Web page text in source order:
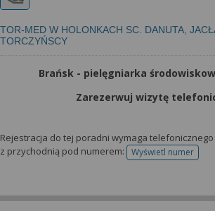
TOR-MED W HOLONKACH SC. DANUTA,
TORCZYŃSCY
Brańsk - pielęgniarka
Zarezerwuj wizytę
Rejestracja do tej poradni wymaga
z przychodnią pod numerem:
Wyświetl numer
telefonu do